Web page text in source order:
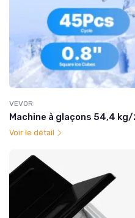
VEVOR
Machine à glaçons 54,4
Voir le détail